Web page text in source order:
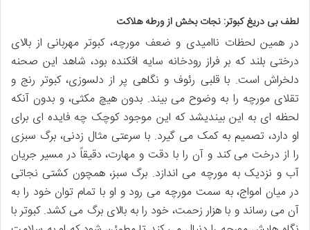
لطف بی دریغ کبوتر: نجات بخش از ورطه هلاکت
در همین لحظات ناامیدی و ضعف مورچه، کبوتر مهربانی از بالای
درختی بلند که بر فراز رودخانه سایه افکنده بود، شاهد این صحنه
دلخراش است. با قلبی رئوف و نگاهی پر از دلسوزی، کبوتر رنج و
تقلای مورچه را به وضوح می بیند. بدون هیچ مکثی، و بدون آنکه
لحظه ای به این بیندیشد که این موجود کوچک چه فایده ای برای
او دارد، تصمیم به کمک می گیرد. با سرعتی مثال زدنی، برگ سبزی
را از درخت می کند و آن را با دقت و مهارت، دقیقاً در مسیر جریان
آب و نزدیک به مورچه می اندازد. برگ سبز، همچون کشتی نجاتی
در میان امواج، به سمت مورچه می رود و او با تمام توان خود را به
آن می رساند و با هزار زحمت، خود را به بالای برگ می کشد. کبوتر با